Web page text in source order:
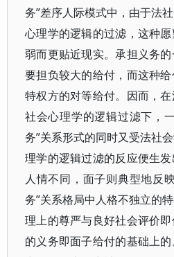
务”差序人际模式中，由于法
心理学的逻辑的过滤，这种
弱而更贴近现实。承担义务
要担负较大的给付，而这种
特权方的对等给付。因而，
社会心理学的逻辑过滤下，
务”关系形式的同时又受法社
理学的逻辑过滤的反应便生
人情不同，面子则典型地反
务”关系格局中人格不独立的
理上的尊严与良好社会评价
的义务即面子给付的基础上